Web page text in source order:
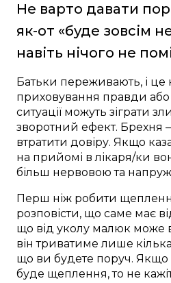
Не варто давати
як-от «буде зовсім
навіть нічого не
Батьки переживають, і
приховування правди
ситуації можуть зіграти
зворотний ефект. Брехня
втратити довіру. Якщо
на прийомі в лікаря/ки
більш нервовою та
Перш ніж робити
розповісти, що саме має
що від уколу малюк може
він триватиме лише
що ви будете поруч. Якщо
буде щеплення, то не